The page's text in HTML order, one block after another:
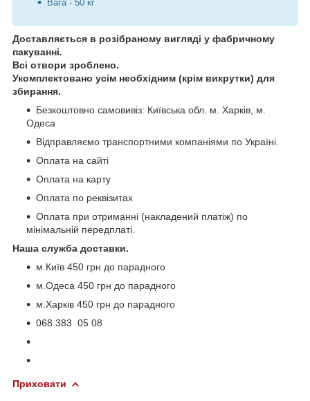
Вага - 50 кг
Доставляється в розібраному вигляді у фабричному
пакуванні.
Всі отвори зроблено.
Укомплектовано усім необхідним (крім викрутки) для
збирання.
Безкоштовно самовивіз: Київська обл. м. Харків, м.
Одеса
Відправляємо транспортними компаніями по Україні.
Оплата на сайті
Оплата на карту
Оплата по реквізитах
Оплата при отриманні (накладений платіж) по
мінімальній передплаті.
Наша служба доставки.
м.Київ 450 грн до парадного
м.Одеса 450 грн до парадного
м.Харків 450 грн до парадного
068 383 05 08
Приховати